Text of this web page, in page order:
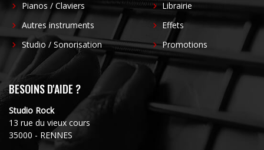
Pianos / Claviers
Autres instruments
Studio / Sonorisation
Librairie
Effets
Promotions
BESOINS D'AIDE ?
Studio Rock
13 rue du vieux cours
35000 - RENNES